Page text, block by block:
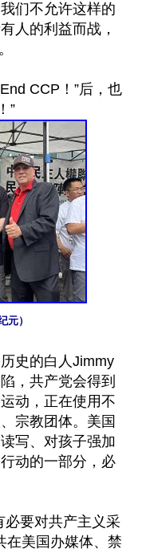
们不允许这样的
人的利益而战，
CCP！”后，也
元）
史的白人Jimmy
，共产党会得到
动，正在使用不
宗教团体。美国
写、对孩子强加
动的一部分，必
必要对共产主义采
在美国办媒体、禁